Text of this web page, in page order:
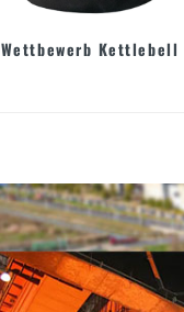
Wettbewerb Kettlebell